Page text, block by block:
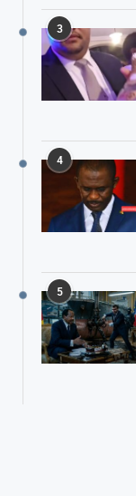
3
4
5